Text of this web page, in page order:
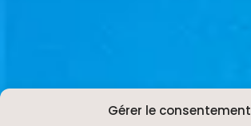
Gérer le consentement